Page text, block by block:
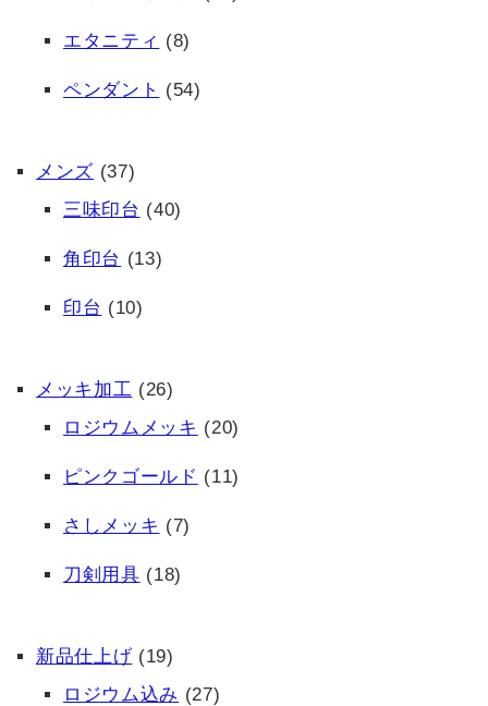
エタニティ (8)
ペンダント (54)
メンズ (37)
三味印台 (40)
角印台 (13)
印台 (10)
メッキ加工 (26)
ロジウムメッキ (20)
ピンクゴールド (11)
さしメッキ (7)
刀剣用具 (18)
新品仕上げ (19)
ロジウム込み (27)